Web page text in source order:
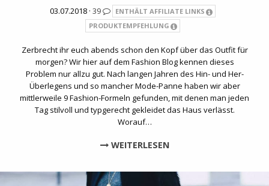
03.07.2018 · 39
ENTHÄLT AFFILIATE LINKS
PRODUKTEMPFEHLUNG
Zerbrecht ihr euch abends schon den Kopf über das Outfit für
morgen? Wir hier auf dem Fashion Blog kennen dieses
Problem nur allzu gut. Nach langen Jahren des Hin- und Her-
Überlegens und so mancher Mode-Panne haben wir aber
mittlerweile 9 Fashion-Formeln gefunden, mit denen man jeden
Tag stilvoll und typgerecht gekleidet das Haus verlässt.
Worauf…
WEITERLESEN